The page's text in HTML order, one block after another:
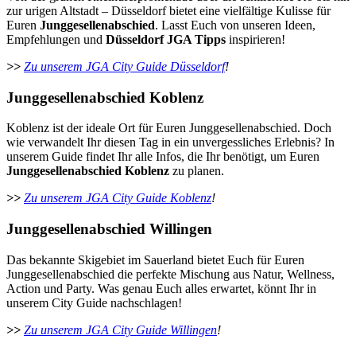
zur urigen Altstadt – Düsseldorf bietet eine vielfältige Kulisse für
Euren Junggesellenabschied. Lasst Euch von unseren Ideen,
Empfehlungen und Düsseldorf JGA Tipps inspirieren!
>> Zu unserem JGA City Guide Düsseldorf!
Junggesellenabschied Koblenz
Koblenz ist der ideale Ort für Euren Junggesellenabschied. Doch
wie verwandelt Ihr diesen Tag in ein unvergessliches Erlebnis? In
unserem Guide findet Ihr alle Infos, die Ihr benötigt, um Euren
Junggesellenabschied Koblenz zu planen.
>> Zu unserem JGA City Guide Koblenz!
Junggesellenabschied Willingen
Das bekannte Skigebiet im Sauerland bietet Euch für Euren
Junggesellenabschied die perfekte Mischung aus Natur, Wellness,
Action und Party. Was genau Euch alles erwartet, könnt Ihr in
unserem City Guide nachschlagen!
>> Zu unserem JGA City Guide Willingen!